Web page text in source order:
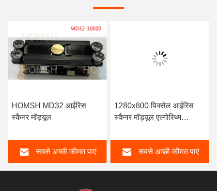
HOMSH MD32 आईरिस
स्कैनर मॉड्यूल
सबसे अच्छी कीमत पाएं
1280x800 पिक्सेल आईरिस
स्कैनर मॉड्यूल एल्गोरिथ्म
एकीकृत पंजीकरण
सबसे अच्छी कीमत पाएं